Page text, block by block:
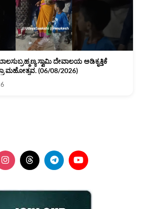
ಸ್ವಾಮಿ ದೇವಾಲಯ ಅಡಿಕೃತ್ತಿಕೆ
ಮಹೋತ್ಸವ. (06/08/2026)